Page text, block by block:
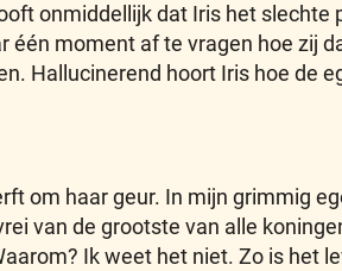
onmiddellijk dat Iris het
één moment af te vragen hoe zij
Hallucinerend hoort Iris hoe de
om haar geur. In mijn grimmig
van de grootste van alle
Ik weet het niet. Zo is het